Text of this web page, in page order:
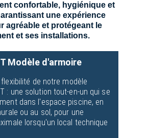
confortable, hygiénique et
une expérience
agréable et protégeant le
et ses installations.
Modèle d'armoire
de notre modèle
: une solution tout-en-un qui se
dans l'espace piscine, en
ou au sol, pour une
lorsqu'un local technique